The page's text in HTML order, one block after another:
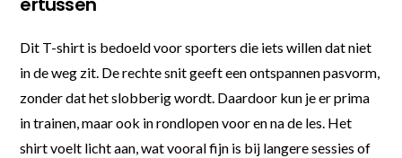
Dit T-shirt is bedoeld voor sporters die iets willen dat niet
in de weg zit. De rechte snit geeft een ontspannen pasvorm,
zonder dat het slobberig wordt. Daardoor kun je er prima
in trainen, maar ook in rondlopen voor en na de les. Het
shirt voelt licht aan, wat vooral fijn is bij langere sessies of